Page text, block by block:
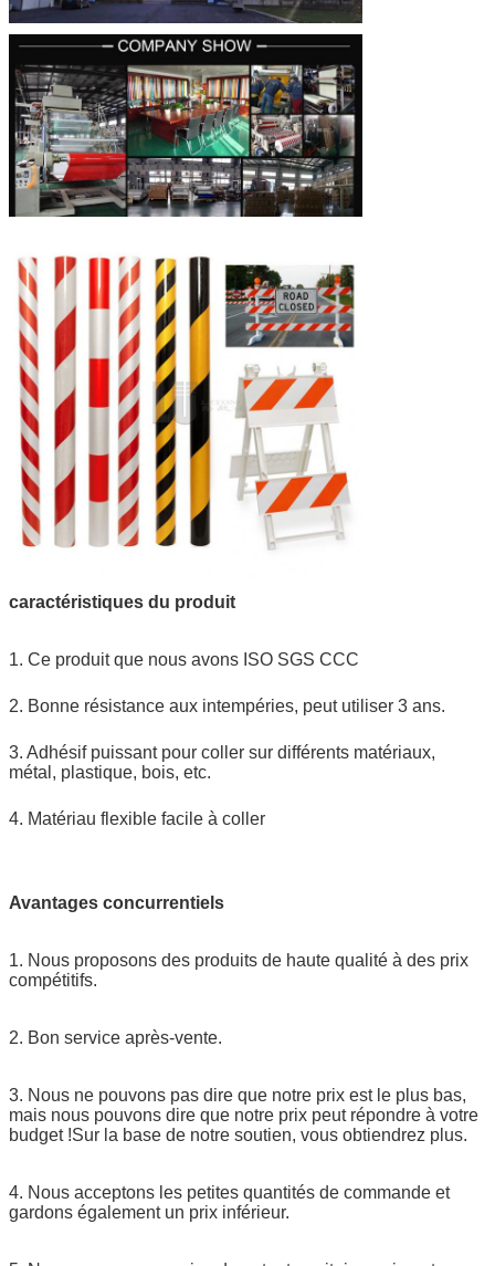
caractéristiques du produit
1. Ce produit que nous avons ISO SGS CCC
2. Bonne résistance aux intempéries, peut utiliser 3 ans.
3. Adhésif puissant pour coller sur différents matériaux,
métal, plastique, bois, etc.
4. Matériau flexible facile à coller
Avantages concurrentiels
1. Nous proposons des produits de haute qualité à des prix
compétitifs.
2. Bon service après-vente.
3. Nous ne pouvons pas dire que notre prix est le plus bas,
mais nous pouvons dire que notre prix peut répondre à votre
budget !Sur la base de notre soutien, vous obtiendrez plus.
4. Nous acceptons les petites quantités de commande et
gardons également un prix inférieur.